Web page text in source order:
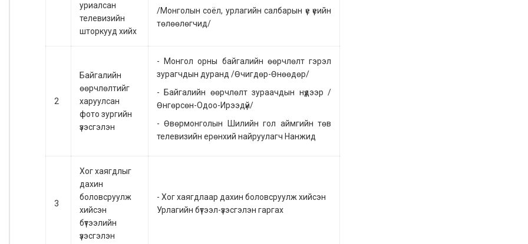
уриалсан
телевизийн
шторкууд хийх
/Монголын соёл, урлагийн салбарын үе үеийн
төлөөлөгчид/
2
Байгалийн
өөрчлөлтийг
харуулсан
фото зургийн
үзэсгэлэн
- Монгол орны байгалийн өөрчлөлт гэрэл
зурагчдын дуранд /Өчигдөр-Өнөөдөр/
- Байгалийн өөрчлөлт зураачдын нүдээр /
Өнгөрсөн-Одоо-Ирээдүй/
- Өвөрмонголын Шилийн гол аймгийн төв
телевизийн ерөнхий найруулагч Нанжид
3
Хог хаягдлыг
дахин
боловсруулж
хийсэн
бүтээлийн
үзэсгэлэн
- Хог хаягдлаар дахин боловсруулж хийсэн
Урлагийн бүтээл-үзэсгэлэн гаргах